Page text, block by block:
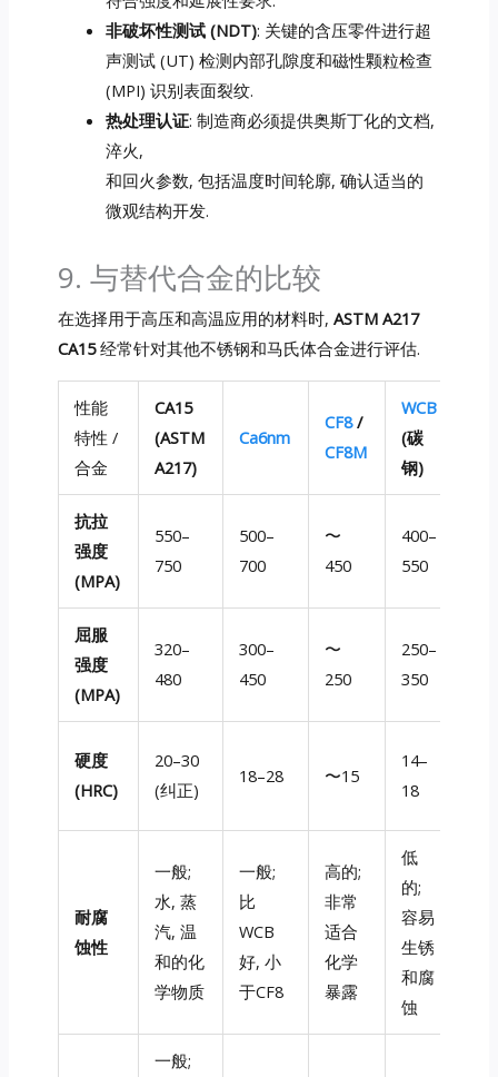
非破坏性测试 (NDT): 关键的含压零件进行超
声测试 (UT) 检测内部孔隙度和磁性颗粒检查
(MPI) 识别表面裂纹.
热处理认证: 制造商必须提供奥斯丁化的文档,
淬火,
和回火参数, 包括温度时间轮廓, 确认适当的
微观结构开发.
9. 与替代合金的比较
在选择用于高压和高温应用的材料时, ASTM A217
CA15经常针对其他不锈钢和马氏体合金进行评估.
性能
特性 /
合金
CA15
(ASTM
A217)
Ca6nm
CF8/
CF8M
WCB
(碳
钢)
抗拉
强度
(MPA)
550–
750
500–
700
〜
450
400–
550
屈服
强度
(MPA)
320–
480
300–
450
〜
250
250–
350
硬度
(HRC)
20–30
(纠正)
18–28 〜15
14–
18
耐腐
蚀性
一般;
水, 蒸
汽, 温
和的化
学物质
一般;
比
WCB
好, 小
于CF8
高的;
非常
适合
化学
暴露
低
的;
容易
生锈
和腐
蚀
一般;